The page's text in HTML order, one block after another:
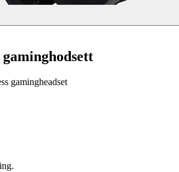
gamingheadset